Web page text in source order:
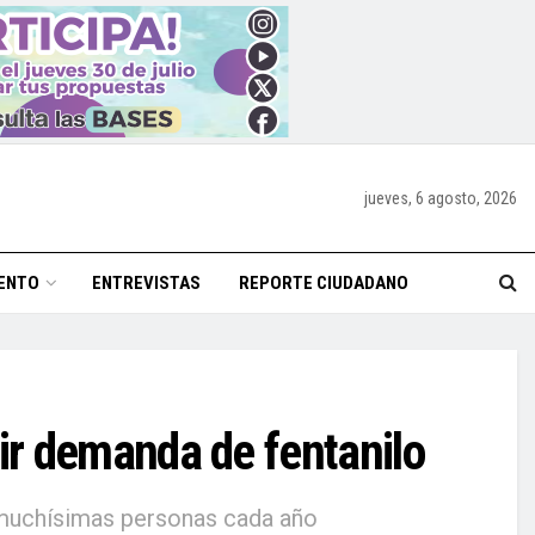
jueves, 6 agosto, 2026
ENTREVISTAS REPORTE CIUDADANO
demanda de fentanilo
personas cada año